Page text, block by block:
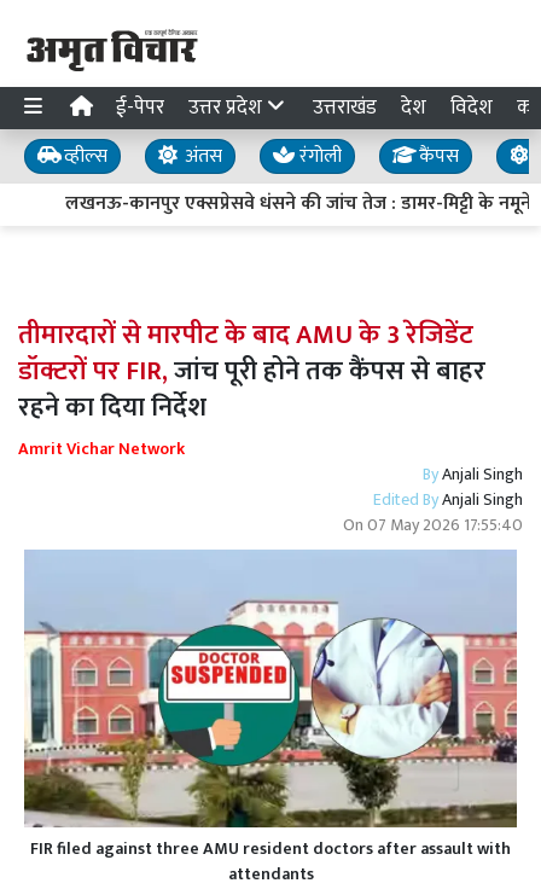
ई-पेपर उत्तर प्रदेश उत्तराखंड देश विदेश
व्हील्स अंतस रंगोली कैंपस
लखनऊ-कानपुर एक्सप्रेसवे धंसने की जांच तेज : डामर-मिट्टी के नमूने
तीमारदारों से मारपीट के बाद AMU के 3 रेजिडेंट
डॉक्टरों पर FIR,जांच पूरी होने तक कैंपस से बाहर
रहने का दिया निर्देश
Amrit Vichar Network
ByAnjali Singh
Edited ByAnjali Singh
On07 May 2026 17:55:40
FIR filed against three AMU resident doctors after assault with
attendants